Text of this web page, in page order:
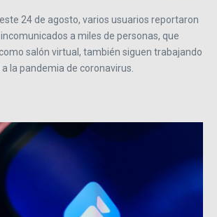
24 de agosto, varios usuarios reportaron
a miles de personas, que
salón virtual, también siguen trabajando
la pandemia de coronavirus.